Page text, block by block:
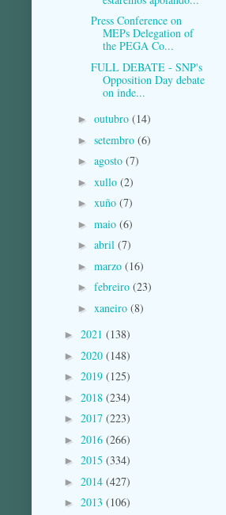
Press Conference on
MEPs Delegation of
the PEGA Co...
FULL DEBATE - SNP's
Opposition Day debate
on inde...
► outubro (14)
► setembro (6)
► agosto (7)
► xullo (2)
► xuño (7)
► maio (6)
► abril (7)
► marzo (16)
► febreiro (23)
► xaneiro (8)
► 2021 (138)
► 2020 (148)
► 2019 (125)
► 2018 (234)
► 2017 (223)
► 2016 (266)
► 2015 (334)
► 2014 (427)
► 2013 (106)